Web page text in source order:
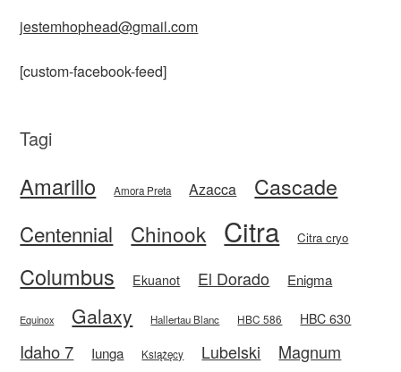
jestemhophead@gmail.com
[custom-facebook-feed]
Tagi
Amarillo Amora Preta Azacca Cascade
Centennial Chinook Citra Citra cryo
Columbus Ekuanot El Dorado Enigma
Equinox Galaxy Hallertau Blanc HBC 586 HBC 630
Idaho 7 Iunga Książęcy Lubelski
Magnum